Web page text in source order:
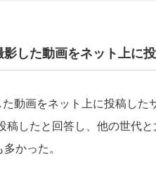
した動画をネット上に
動画をネット上に投稿した
稿したと回答し、他の世代
かった。